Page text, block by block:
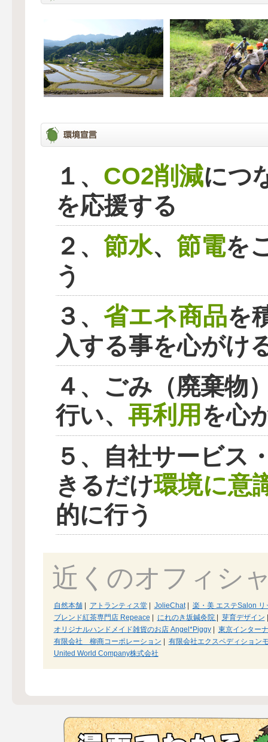
１、 CO2削減につ
を応援する
２、 節水、 節電を
う
３、 省エネ商品を
入する事を心がけ
４、ごみ（廃棄物
行い、 再利用を心
５、自社サービス
きるだけ環境に意
的に行う
近くのオフィシ
自然本舗| アトランティス堂| JolieChat|
楽・美 エステSalon リ
ブレンド紅茶専門店 Repeace
にれのき坂鍼灸院 芽育デザイン
オリジナルハンドメイド雑貨のお店 Angel*Piggy|
東京インター
有限会社 柳商コーポレーション
有限会社エクスペディション
United World Company株式会社